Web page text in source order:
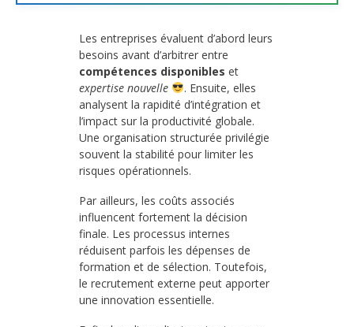
Les entreprises évaluent d’abord leurs
besoins avant d’arbitrer entre
compétences disponibles et
expertise nouvelle
. Ensuite, elles
analysent la rapidité d’intégration et
l’impact sur la productivité globale.
Une organisation structurée privilégie
souvent la stabilité pour limiter les
risques opérationnels.
Par ailleurs, les coûts associés
influencent fortement la décision
finale. Les processus internes
réduisent parfois les dépenses de
formation et de sélection. Toutefois,
le recrutement externe peut apporter
une innovation essentielle.